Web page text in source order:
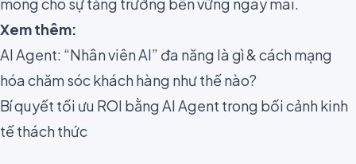
Xem thêm:
AI Agent: “Nhân viên AI” đa năng là gì & cách mạng
hóa chăm sóc khách hàng như thế nào?
Bí quyết tối ưu ROI bằng AI Agent trong bối cảnh kinh
tế thách thức